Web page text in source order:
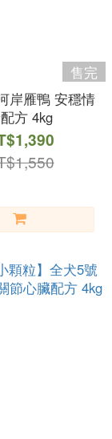
售完
岸雁鴨 安穩情
方 4kg